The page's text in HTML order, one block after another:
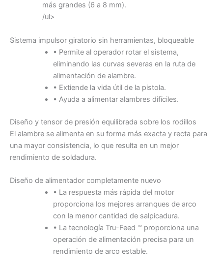
más grandes (6 a 8 mm).
/ul>
Sistema impulsor giratorio sin herramientas, bloqueable
• Permite al operador rotar el sistema,
eliminando las curvas severas en la ruta de
alimentación de alambre.
• Extiende la vida útil de la pistola.
• Ayuda a alimentar alambres difíciles.
Diseño y tensor de presión equilibrada sobre los rodillos
El alambre se alimenta en su forma más exacta y recta para
una mayor consistencia, lo que resulta en un mejor
rendimiento de soldadura.
Diseño de alimentador completamente nuevo
• La respuesta más rápida del motor
proporciona los mejores arranques de arco
con la menor cantidad de salpicadura.
• La tecnología Tru-Feed ™ proporciona una
operación de alimentación precisa para un
rendimiento de arco estable.